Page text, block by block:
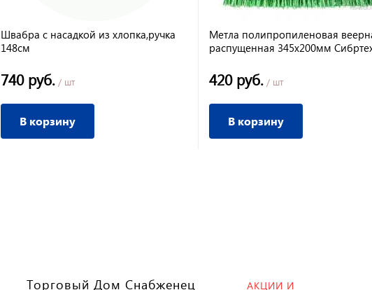
Швабра с насадкой из хлопка,ручка
148см
740 руб. / шт
В корзину
Метла полипропиленовая
распущенная 345х200мм
420 руб. / шт
В корзину
Торговый Дом Снабженец АКЦИИ И